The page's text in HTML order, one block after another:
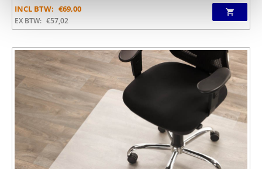
INCL BTW: €69,00
EX BTW: €57,02